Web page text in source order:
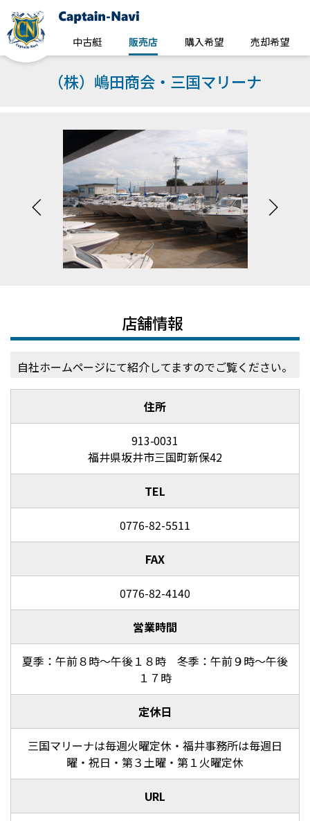
中古艇 販売店 購入希望 売却希望
（株）嶋田商会・三国マリーナ
店舗情報
自社ホームページにて紹介してますのでご覧ください。
住所
913-0031
福井県坂井市三国町新保42
TEL
0776-82-5511
FAX
0776-82-4140
営業時間
夏季：午前８時～午後１８時 冬季：午前９時～午後
１７時
定休日
三国マリーナは毎週火曜定休・福井事務所は毎週日
曜・祝日・第３土曜・第１火曜定休
URL